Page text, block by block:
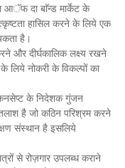
आॅफ दा बाॅन्ड मार्केट के
हासिल करने के लिये एक
है।
और दीर्घकालिक लक्ष्य रखने
लिये नोकरी के विकल्पों का
के निदेशक गुंजन
है जो कठिन परिश्रम करने
संस्थान है इसलिये
से रोज़गार उपलब्ध कराने